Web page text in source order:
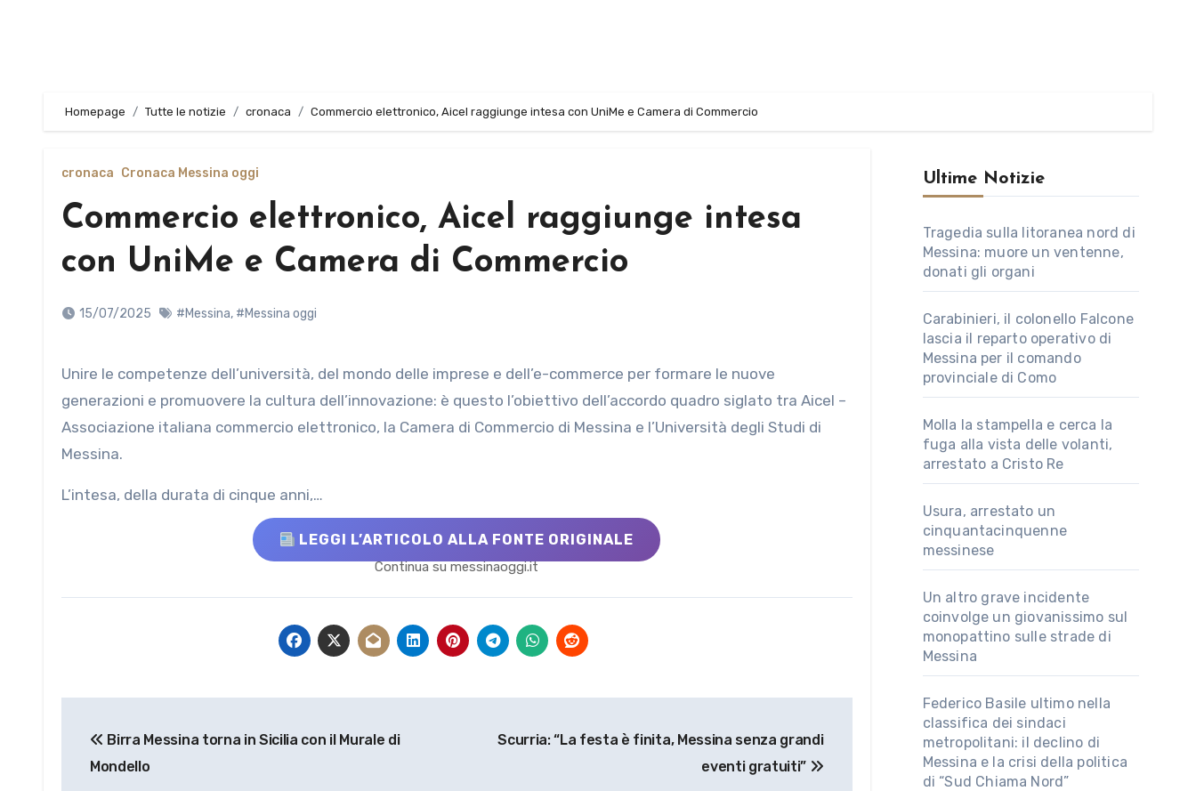
Homepage Tutte le notizie cronaca Commercio elettronico, Aicel raggiunge intesa con UniMe e Camera di Commercio
cronaca Cronaca Messina oggi
Commercio elettronico, Aicel raggiunge intesa
con UniMe e Camera di Commercio
15/07/2025 #Messina, #Messina oggi
Unire le competenze dell’università, del mondo delle imprese e dell’e-commerce per formare le nuove
generazioni e promuovere la cultura dell’innovazione: è questo l’obiettivo dell’accordo quadro siglato tra Aicel –
Associazione italiana commercio elettronico, la Camera di Commercio di Messina e l’Università degli Studi di
Messina.
L’intesa, della durata di cinque anni,…
LEGGI L’ARTICOLO ALLA FONTE ORIGINALE
Continua su messinaoggi.it
articoli
Birra Messina torna in Sicilia con il Murale di
Mondello
Scurria: “La festa è finita, Messina senza grandi
eventi gratuiti”
Ultime Notizie
Tragedia sulla litoranea nord di
Messina: muore un ventenne,
donati gli organi
Carabinieri, il colonello Falcone
lascia il reparto operativo di
Messina per il comando
provinciale di Como
Molla la stampella e cerca la
fuga alla vista delle volanti,
arrestato a Cristo Re
Usura, arrestato un
cinquantacinquenne
messinese
Un altro grave incidente
coinvolge un giovanissimo sul
monopattino sulle strade di
Messina
Federico Basile ultimo nella
classifica dei sindaci
metropolitani: il declino di
Messina e la crisi della politica
di “Sud Chiama Nord”